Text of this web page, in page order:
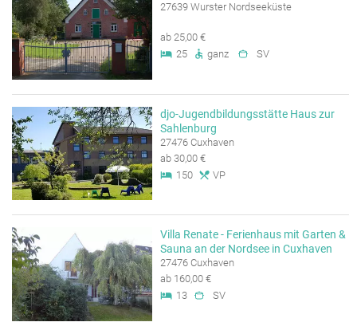
27639 Wurster Nordseeküste
ab 25,00 €
25
ganz SV
djo-Jugendbildungsstätte Haus zur
Sahlenburg
27476 Cuxhaven
ab 30,00 €
150
VP
Villa Renate - Ferienhaus mit Garten &
Sauna an der Nordsee in Cuxhaven
27476 Cuxhaven
ab 160,00 €
13
SV